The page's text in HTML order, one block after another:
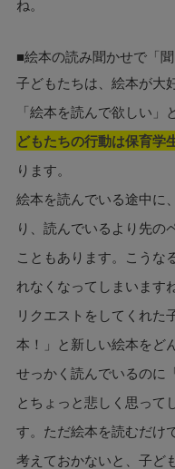
■絵本の読み聞かせで「聞
子どもたちは、絵本が大
「絵本を読んで欲しい
どもたちの行動は保育学
ります。
絵本を読んでいる途中に
り、読んでいるより先の
こともあります。こうな
れなくなってしまいますね
リクエストをしてくれた
本！」と新しい絵本をど
せっかく読んでいるのに
とちょっと悲しく思って
す。ただ絵本を読むだけ
考えておかないと、子ど